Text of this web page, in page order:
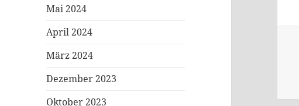
Mai 2024
April 2024
März 2024
Dezember 2023
Oktober 2023